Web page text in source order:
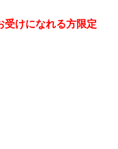
けになれる方限定